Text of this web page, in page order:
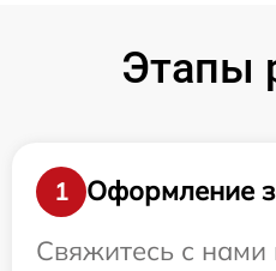
Этапы
1
Оформление
Свяжитесь с